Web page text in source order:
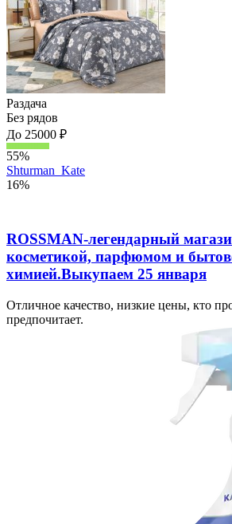
Раздача
Без рядов
До 25000 ₽
55%
Shturman_Kate
16%
ROSSMAN-легендарный
косметикой, парфюмом и
химией.Выкупаем 25 января
Отличное качество, низкие цены, кто
предпочитает.